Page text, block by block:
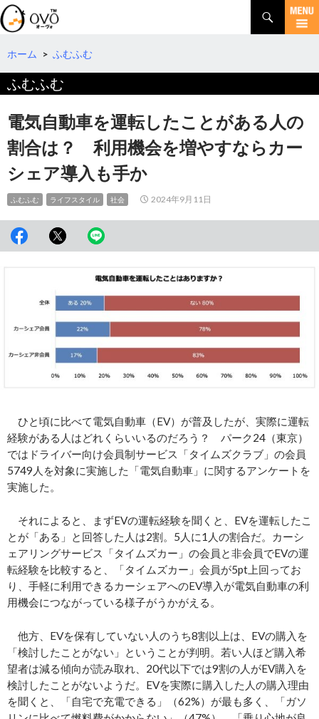
検
索
コ
テ
へ
移
ホーム > ふむふむ
ふむふむ
電気自動車を運転したことがある人の
割合は？ 利用機会を増やすならカー
シェア導入も手か
ふむふむ ライフスタイル 社会 2024年9月11日
ひと頃に比べて電気自動車（EV）が普及したが、実際に運転
経験がある人はどれくらいいるのだろう？ パーク24（東京）
ではドライバー向け会員制サービス「タイムズクラブ」の会員
5749人を対象に実施した「電気自動車」に関するアンケートを
実施した。
それによると、まずEVの運転経験を聞くと、EVを運転したこ
とが「ある」と回答した人は2割。5人に1人の割合だ。カーシ
ェアリングサービス「タイムズカー」の会員と非会員でEVの運
転経験を比較すると、「タイムズカー」会員が5pt上回ってお
り、手軽に利用できるカーシェアへのEV導入が電気自動車の利
用機会につながっている様子がうかがえる。
他方、EVを保有していない人のうち8割以上は、EVの購入を
「検討したことがない」ということが判明。若い人ほど購入希
望者は減る傾向が読み取れ、20代以下では9割の人がEV購入を
検討したことがないようだ。EVを実際に購入した人の購入理由
を聞くと、「自宅で充電できる」（62%）が最も多く、「ガソ